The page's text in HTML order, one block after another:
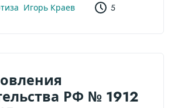
Игорь Краев 5
РФ № 1912